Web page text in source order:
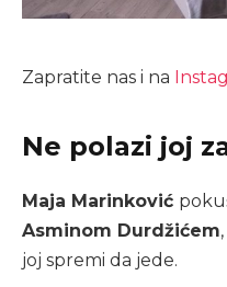
Zapratite nas i na
Ne polazi joj
Maja Marinković
Asminom Durdžićem
joj spremi da jede.